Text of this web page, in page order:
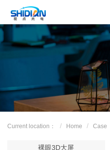
Home
关于我们
Product
Case
Current location： Home Case
裸眼3D大屏